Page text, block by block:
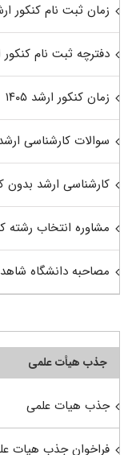
زمان ثبت نام کنکور ارشد
دفترچه ثبت نام کنکور
زمان کنکور ارشد ۱۴۰۵
سوالات کارشناسی
کارشناسی ارشد بدون
مشاوره انتخاب رشته
مصاحبه دانشگاه شاهد
جذب هیأت علمی
جذب هیات علمی
فراخوان جذب هیات علمی